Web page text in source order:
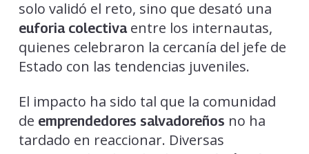
solo validó el reto, sino que desató una
euforia colectivaentre los internautas,
quienes celebraron la cercanía del jefe de
Estado con las tendencias juveniles.
El impacto ha sido tal que la comunidad
de emprendedores salvadoreños no ha
tardado en reaccionar. Diversas